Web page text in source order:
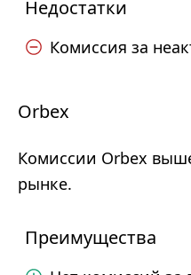
Недостатки
Комиссия за
Orbex
Комиссии Orbex
рынке.
Преимущества